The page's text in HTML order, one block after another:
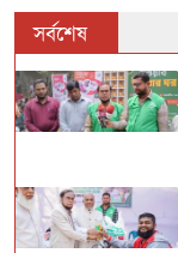
সর্বশেষ